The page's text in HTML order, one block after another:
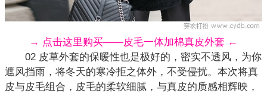
→ 点击这里购买——皮毛一体加棉真皮外套 ←
02 皮草外套的保暖性也是极好的，密实不透风，为你
遮风挡雨，将冬天的寒冷拒之体外，不受侵扰。本次将真
皮与皮毛组合，皮毛的柔软细腻，与真皮的质感相辉映，